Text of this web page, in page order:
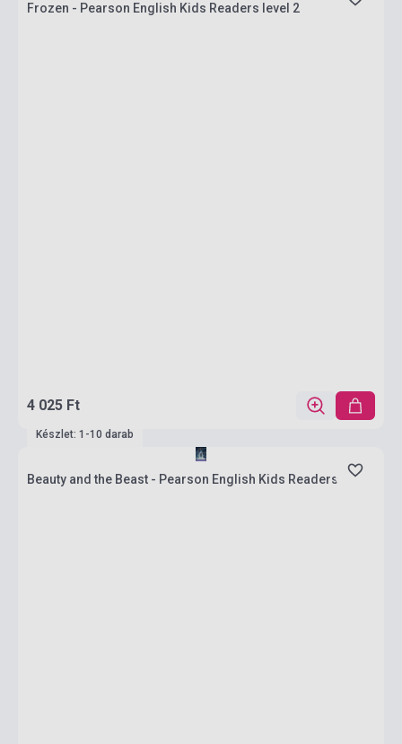
Frozen - Pearson English Kids Readers level 2
4 025 Ft
Készlet: 1-10 darab
Beauty and the Beast - Pearson English Kids Readers